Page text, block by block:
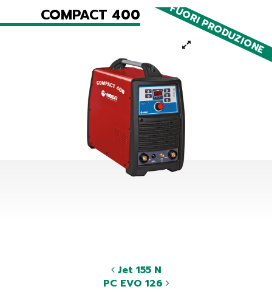
FUORI PRODUZIONE
COMPACT 400
Jet 155 N
PC EVO 126